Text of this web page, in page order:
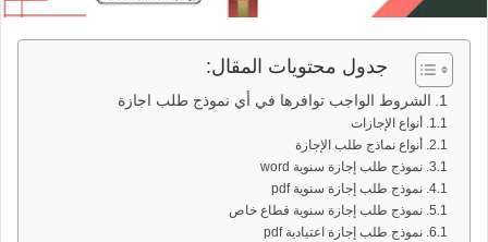
جدول محتويات المقال:
الشروط الواجب توافرها في أي نموذج طلب اجازة
أنواع الإجازات
أنواع نماذج طلب الإجازة
نموذج طلب إجازة سنوية word
نموذج طلب إجازة سنوية pdf
نموذج طلب إجازة سنوية قطاع خاص
نموذج طلب إجازة اعتيادية pdf